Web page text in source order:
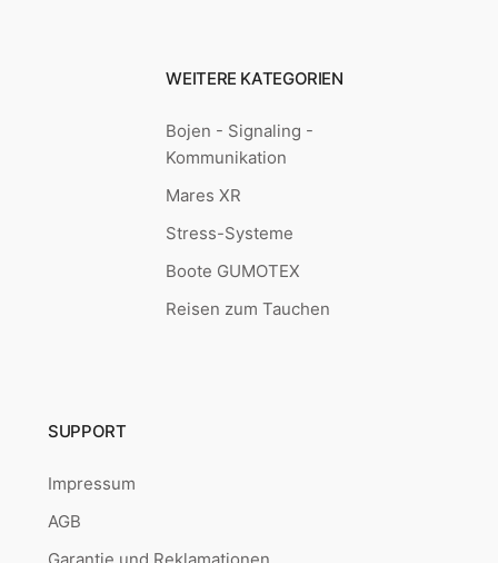
WEITERE KATEGORIEN
Bojen - Signaling -
Kommunikation
Mares XR
Stress-Systeme
Boote GUMOTEX
Reisen zum Tauchen
SUPPORT
Impressum
AGB